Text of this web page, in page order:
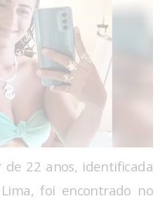
22 anos, identificada
foi encontrado no